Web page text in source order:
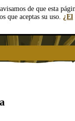
de que esta
que aceptas su uso. ¿El